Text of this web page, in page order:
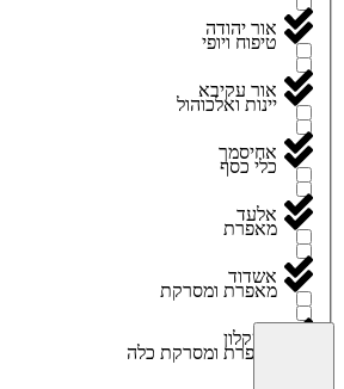
טיפוח ויופי
יינות ואלכוהול
כלי כסף
מאפרת
מאפרת ומסרקת
מאפרת ומסרקת כלה
אור יהודה
אור עקיבא
אחיסמך
אלעד
אשדוד
אשקלון